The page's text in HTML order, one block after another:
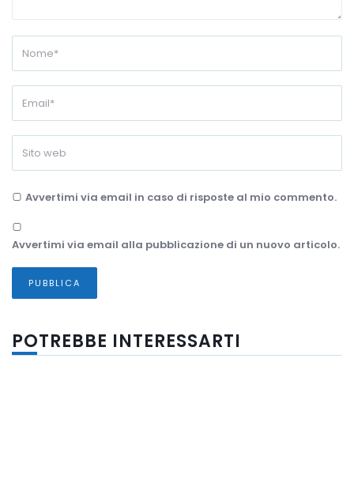
Avvertimi via email in caso di risposte al mio commento.
Avvertimi via email alla pubblicazione di un nuovo articolo.
POTREBBE INTERESSARTI